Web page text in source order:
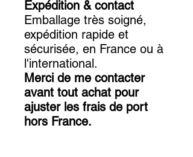
Expédition & contact
Emballage très soigné,
expédition rapide et
sécurisée, en France ou à
l'international.
Merci de me contacter
avant tout achat pour
ajuster les frais de port
hors France.